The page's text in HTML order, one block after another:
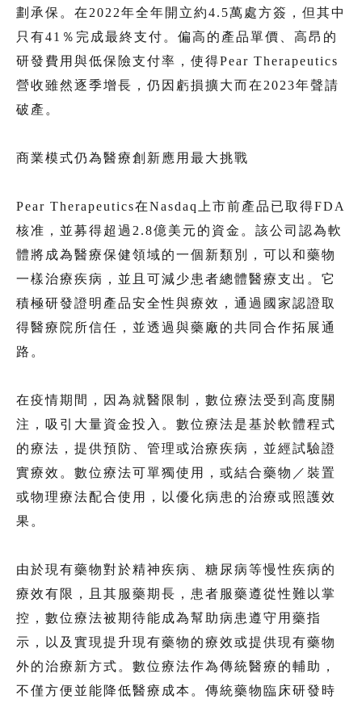
劃承保。在2022年全年開立約4.5萬處方簽，但其中
只有41％完成最終支付。偏高的產品單價、高昂的
研發費用與低保險支付率，使得Pear Therapeutics
營收雖然逐季增長，仍因虧損擴大而在2023年聲請
破產。
商業模式仍為醫療創新應用最大挑戰
Pear Therapeutics在Nasdaq上市前產品已取得FDA
核准，並募得超過2.8億美元的資金。該公司認為軟
體將成為醫療保健領域的一個新類別，可以和藥物
一樣治療疾病，並且可減少患者總體醫療支出。它
積極研發證明產品安全性與療效，通過國家認證取
得醫療院所信任，並透過與藥廠的共同合作拓展通
路。
在疫情期間，因為就醫限制，數位療法受到高度關
注，吸引大量資金投入。數位療法是基於軟體程式
的療法，提供預防、管理或治療疾病，並經試驗證
實療效。數位療法可單獨使用，或結合藥物／裝置
或物理療法配合使用，以優化病患的治療或照護效
果。
由於現有藥物對於精神疾病、糖尿病等慢性疾病的
療效有限，且其服藥期長，患者服藥遵從性難以掌
控，數位療法被期待能成為幫助病患遵守用藥指
示，以及實現提升現有藥物的療效或提供現有藥物
外的治療新方式。數位療法作為傳統醫療的輔助，
不僅方便並能降低醫療成本。傳統藥物臨床研發時